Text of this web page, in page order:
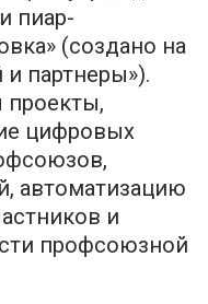
пиар-
(создано на
и партнеры»).
проекты,
цифровых
автоматизацию
и
профсоюзной